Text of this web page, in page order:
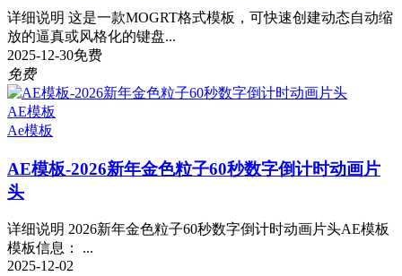
详细说明 这是一款MOGRT格式模板，可快速创建动态自动缩
放的逼真或风格化的键盘...
2025-12-30免费
免费
AE模板
Ae模板
AE模板-2026新年金色粒子60秒数字倒计时动画片
头
详细说明 2026新年金色粒子60秒数字倒计时动画片头AE模板
模板信息： ...
2025-12-02